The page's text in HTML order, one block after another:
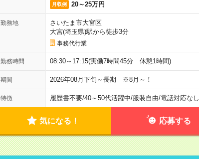
月収例 20～25万円
勤務地
さいたま市大宮区
大宮(埼玉県)駅から徒歩3分
事務代行業
勤務時間 08:30～17:15(実働7時間45分 休憩1時間)
期間 2026年08月下旬～長期 ※8月～！
特徴 履歴書不要/40～50代活躍中/服装自由/電話対応なし
気になる！ 応募する